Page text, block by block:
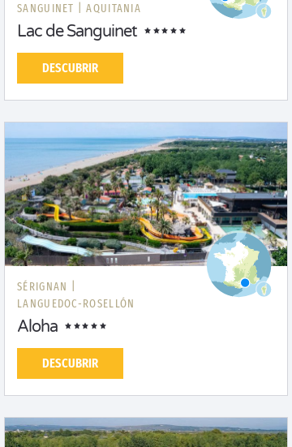
SANGUINET | AQUITANIA
Lac de Sanguinet
DESCUBRIR
SÉRIGNAN |
LANGUEDOC-ROSELLÓN
Aloha
DESCUBRIR